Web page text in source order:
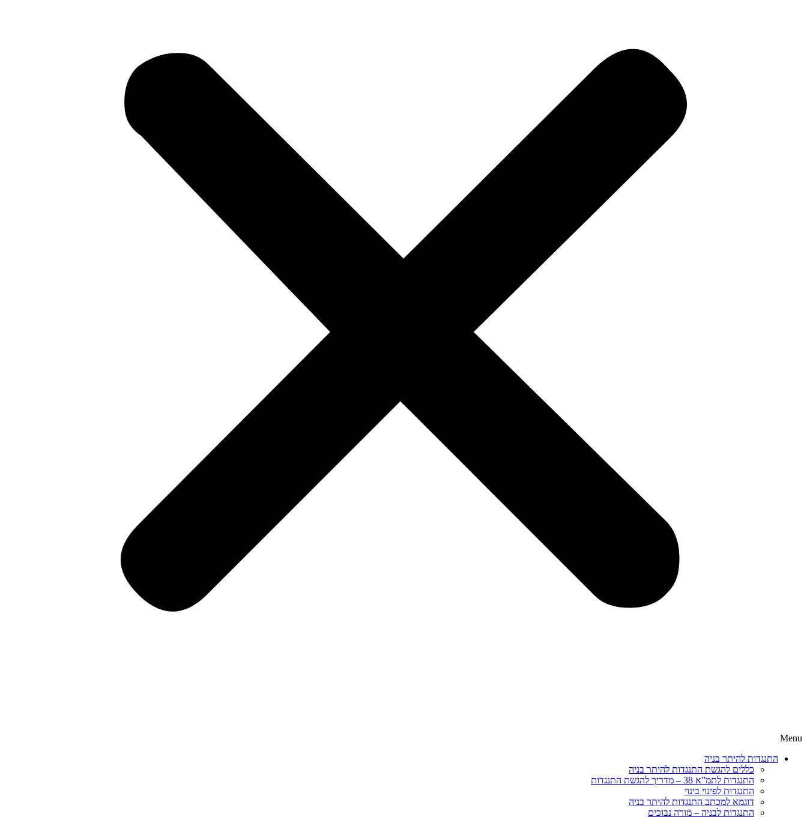
Menu
התנגדות להיתר בניה
כללים להגשת התנגדות להיתר בניה
התנגדות לתמ”א 38 – מדריך להגשת התנגדות
התנגדות לפינוי בינוי
דוגמא למכתב התנגדות להיתר בניה
התנגדות לבניה – מורה נבוכים